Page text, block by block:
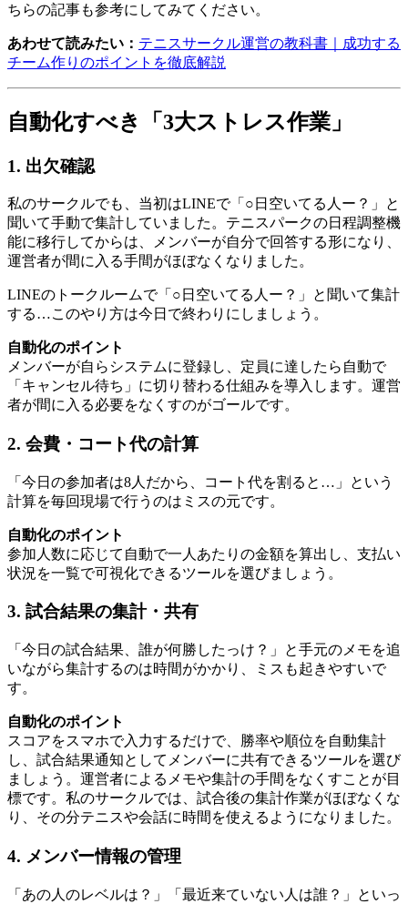
ちらの記事も参考にしてみてください。
あわせて読みたい： テニスサークル運営の教科書｜成功する
チーム作りのポイントを徹底解説
自動化すべき「3大ストレス作業」
1. 出欠確認
私のサークルでも、当初はLINEで「○日空いてる人ー？」と
聞いて手動で集計していました。テニスパークの日程調整機
能に移行してからは、メンバーが自分で回答する形になり、
運営者が間に入る手間がほぼなくなりました。
LINEのトークルームで「○日空いてる人ー？」と聞いて集計
する…このやり方は今日で終わりにしましょう。
自動化のポイント
メンバーが自らシステムに登録し、定員に達したら自動で
「キャンセル待ち」に切り替わる仕組みを導入します。運営
者が間に入る必要をなくすのがゴールです。
2. 会費・コート代の計算
「今日の参加者は8人だから、コート代を割ると…」という
計算を毎回現場で行うのはミスの元です。
自動化のポイント
参加人数に応じて自動で一人あたりの金額を算出し、支払い
状況を一覧で可視化できるツールを選びましょう。
3. 試合結果の集計・共有
「今日の試合結果、誰が何勝したっけ？」と手元のメモを追
いながら集計するのは時間がかかり、ミスも起きやすいで
す。
自動化のポイント
スコアをスマホで入力するだけで、勝率や順位を自動集計
し、試合結果通知としてメンバーに共有できるツールを選び
ましょう。運営者によるメモや集計の手間をなくすことが目
標です。私のサークルでは、試合後の集計作業がほぼなくな
り、その分テニスや会話に時間を使えるようになりました。
4. メンバー情報の管理
「あの人のレベルは？」「最近来ていない人は誰？」といっ